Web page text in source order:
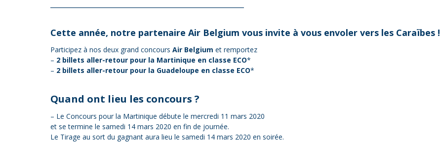
Cette année, notre partenaire Air Belgium vous invite à vous envoler vers les Caraïbes !
Participez à nos deux grand concours Air Belgium et remportez
– 2 billets aller-retour pour la Martinique en classe ECO*
– 2 billets aller-retour pour la Guadeloupe en classe ECO*
Quand ont lieu les concours ?
– Le Concours pour la Martinique débute le mercredi 11 mars 2020
et se termine le samedi 14 mars 2020 en fin de journée.
Le Tirage au sort du gagnant aura lieu le samedi 14 mars 2020 en soirée.